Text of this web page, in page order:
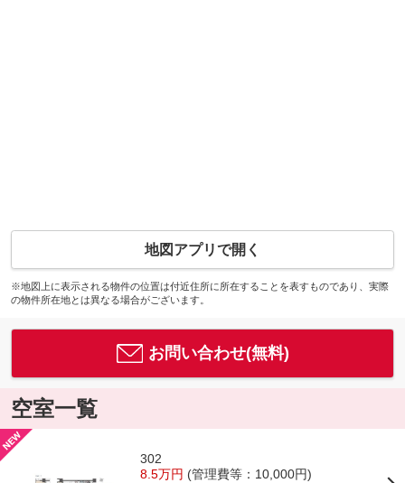
地図アプリで開く
※地図上に表示される物件の位置は付近住所に所在することを表すものであり、実際
の物件所在地とは異なる場合がございます。
お問い合わせ(無料)
空室一覧
302
8.5万円 (管理費等：10,000円)